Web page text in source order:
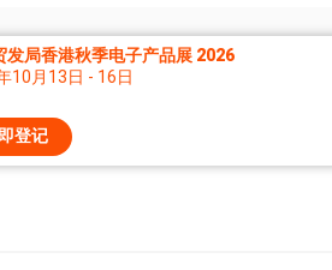
发局香港秋季电子产品展 2026
10月13日 - 16日
登记